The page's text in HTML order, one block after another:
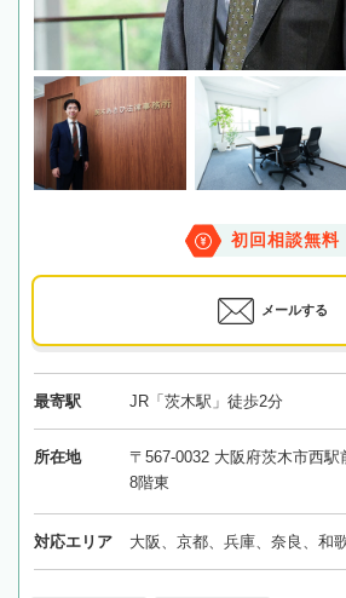
初回相談無料
メールする
最寄駅 JR「茨木駅」徒歩2分
所在地
〒567-0032 大阪府茨木市西
8階東
対応エリア 大阪、京都、兵庫、奈良、和